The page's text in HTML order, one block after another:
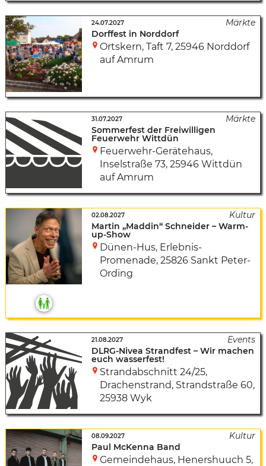
24.07.2027
Dorffest in Norddorf
Ortskern, Taft 7, 25946 Norddorf
auf Amrum
31.07.2027
Sommerfest der Freiwilligen
Feuerwehr Wittdün
Feuerwehr-Gerätehaus,
Inselstraße 73, 25946 Wittdün
auf Amrum
02.08.2027
Martin „Maddin“ Schneider – Warm-
up-Show
Dünen-Hus, Erlebnis-
Promenade, 25826 Sankt Peter-
Ording
21.08.2027
DLRG-Nivea Strandfest – Wir machen
euch wasserfest!
Strandabschnitt 24/25,
Drachenstrand, Strandstraße 60,
25938 Wyk
08.09.2027
Paul McKenna Band
Gemeindehaus, Henershuuch 5,